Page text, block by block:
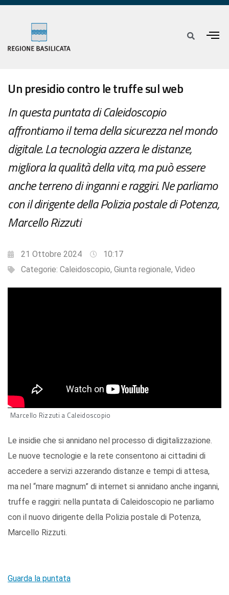
Un presidio contro le truffe sul web
In questa puntata di Caleidoscopio
affrontiamo il tema della sicurezza nel mondo
digitale. La tecnologia azzera le distanze,
migliora la qualità della vita, ma può essere
anche terreno di inganni e raggiri. Ne parliamo
con il dirigente della Polizia postale di Potenza,
Marcello Rizzuti
21 Ottobre 2024
10:17
Categorie: Caleidoscopio, Giunta regionale, Video
Marcello Rizzuti a Caleidoscopio
Le insidie che si annidano nel processo di digitalizzazione.
Le nuove tecnologie e la rete consentono ai cittadini di
accedere a servizi azzerando distanze e tempi di attesa,
ma nel “mare magnum” di internet si annidano anche inganni,
truffe e raggiri: nella puntata di Caleidoscopio ne parliamo
con il nuovo dirigente della Polizia postale di Potenza,
Marcello Rizzuti.
Guarda la puntata